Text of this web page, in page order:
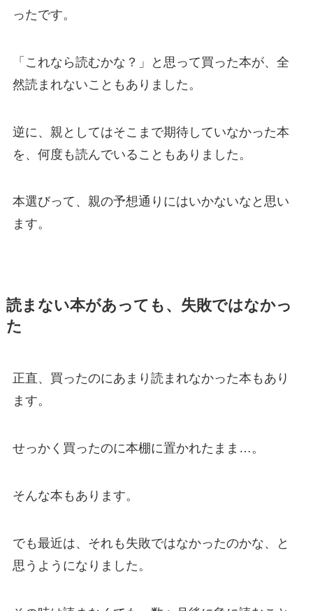
ったです。
「これなら読むかな？」と思って買った本が、全
然読まれないこともありました。
逆に、親としてはそこまで期待していなかった本
を、何度も読んでいることもありました。
本選びって、親の予想通りにはいかないなと思い
ます。
読まない本があっても、失敗ではなかっ
た
正直、買ったのにあまり読まれなかった本もあり
ます。
せっかく買ったのに本棚に置かれたまま…。
そんな本もあります。
でも最近は、それも失敗ではなかったのかな、と
思うようになりました。